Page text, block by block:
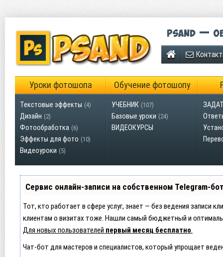
Psand —
Уроки фотошопа Обучение фотошопу
Текстовые эффекты (4)
Дизайн (2)
Фотообработка (6)
Эффекты для фото (10)
Видеоуроки (5)
УЧЕБНИК (107)
Базовые уроки (24)
ВИДЕОКУРСЫ
Сервис онлайн-записи на собственном Telegram-
Тот, кто работает в сфере услуг, знает — без ведения записи
клиентам о визитах тоже. Нашли самый бюджетный и
Для новых пользователей первый месяц бесплатно.
Чат-бот для мастеров и специалистов, который упрощает